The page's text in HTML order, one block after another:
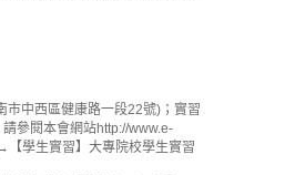
市中西區健康路一段22號)；實習
參閱本會網站http://www.e-
學生實習】大專院校學生實習